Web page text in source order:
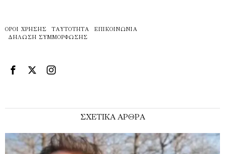
ΌΡΟΙ ΧΡΉΣΗΣ ΤΑΥΤΌΤΗΤΑ
ΕΠΙΚΟΙΝΩΝΊΑ
ΔΉΛΩΣΗ ΣΥΜΜΌΡΦΩΣΗΣ
ΣΧΕΤΙΚΑ ΑΡΘΡΑ